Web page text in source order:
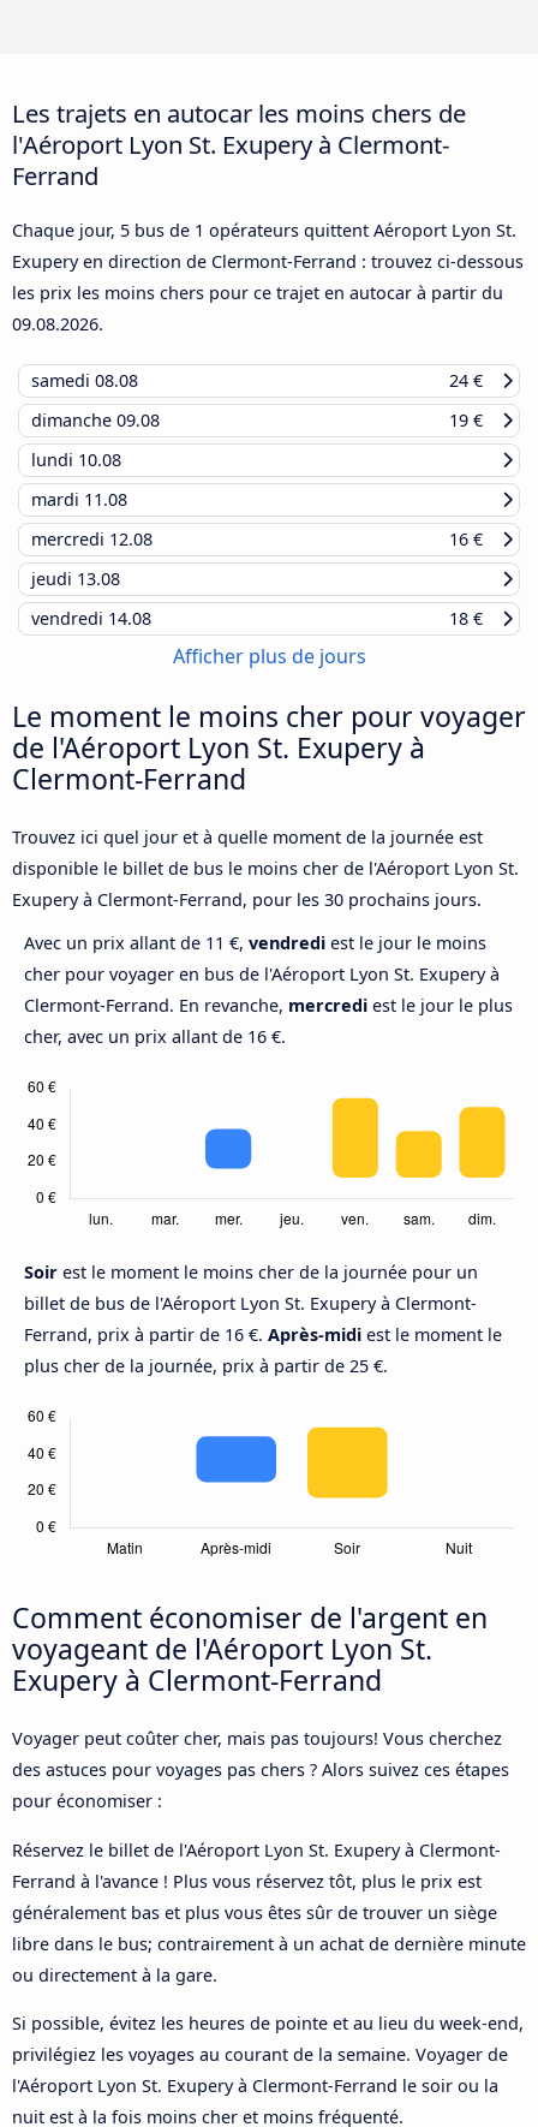
Les trajets en autocar les moins chers de
l'Aéroport Lyon St. Exupery à Clermont-
Ferrand
Chaque jour, 5 bus de 1 opérateurs quittent Aéroport Lyon St.
Exupery en direction de Clermont-Ferrand : trouvez ci-dessous
les prix les moins chers pour ce trajet en autocar à partir du
09.08.2026.
samedi 08.08
24 €
dimanche 09.08
19 €
lundi 10.08
mardi 11.08
mercredi 12.08
16 €
jeudi 13.08
vendredi 14.08 18 €
Afficher plus de jours
Le moment le moins cher pour voyager
de l'Aéroport Lyon St. Exupery à
Clermont-Ferrand
Trouvez ici quel jour et à quelle moment de la journée est
disponible le billet de bus le moins cher de l'Aéroport Lyon St.
Exupery à Clermont-Ferrand, pour les 30 prochains jours.
Avec un prix allant de 11 €, vendredi est le jour le moins
cher pour voyager en bus de l'Aéroport Lyon St. Exupery à
Clermont-Ferrand. En revanche, mercredi est le jour le plus
cher, avec un prix allant de 16 €.
Soir est le moment le moins cher de la journée pour un
billet de bus de l'Aéroport Lyon St. Exupery à Clermont-
Ferrand, prix à partir de 16 €. Après-midi est le moment le
plus cher de la journée, prix à partir de 25 €.
Comment économiser de l'argent en
voyageant de l'Aéroport Lyon St.
Exupery à Clermont-Ferrand
Voyager peut coûter cher, mais pas toujours! Vous cherchez
des astuces pour voyages pas chers ? Alors suivez ces étapes
pour économiser :
Réservez le billet de l'Aéroport Lyon St. Exupery à Clermont-
Ferrand à l'avance ! Plus vous réservez tôt, plus le prix est
généralement bas et plus vous êtes sûr de trouver un siège
libre dans le bus; contrairement à un achat de dernière minute
ou directement à la gare.
Si possible, évitez les heures de pointe et au lieu du week-end,
privilégiez les voyages au courant de la semaine. Voyager de
l'Aéroport Lyon St. Exupery à Clermont-Ferrand le soir ou la
nuit est à la fois moins cher et moins fréquenté.